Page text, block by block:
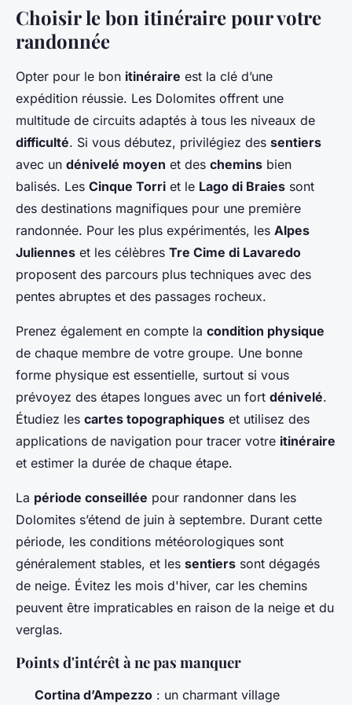
Choisir le bon itinéraire pour votre
randonnée
Opter pour le bon itinéraire est la clé d’une
expédition réussie. Les Dolomites offrent une
multitude de circuits adaptés à tous les niveaux de
difficulté. Si vous débutez, privilégiez des sentiers
avec un dénivelé moyen et des chemins bien
balisés. Les Cinque Torri et le Lago di Braies sont
des destinations magnifiques pour une première
randonnée. Pour les plus expérimentés, les Alpes
Juliennes et les célèbres Tre Cime di Lavaredo
proposent des parcours plus techniques avec des
pentes abruptes et des passages rocheux.
Prenez également en compte la condition physique
de chaque membre de votre groupe. Une bonne
forme physique est essentielle, surtout si vous
prévoyez des étapes longues avec un fort dénivelé.
Étudiez les cartes topographiques et utilisez des
applications de navigation pour tracer votre itinéraire
et estimer la durée de chaque étape.
La période conseillée pour randonner dans les
Dolomites s’étend de juin à septembre. Durant cette
période, les conditions météorologiques sont
généralement stables, et les sentiers sont dégagés
de neige. Évitez les mois d'hiver, car les chemins
peuvent être impraticables en raison de la neige et du
verglas.
Points d'intérêt à ne pas manquer
Cortina d’Ampezzo : un charmant village